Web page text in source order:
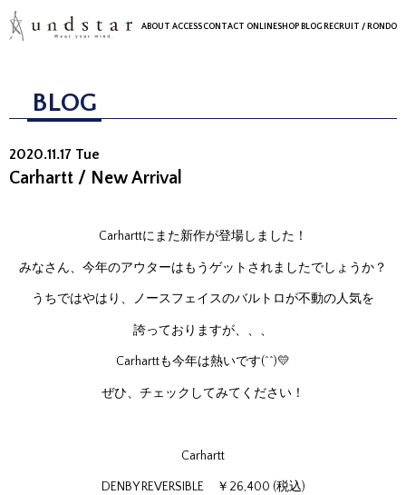
ABOUT ACCESSCONTACT ONLINESHOP BLOG RECRUIT / RONDO
BLOG
2020.11.17 Tue
Carhartt / New Arrival
Carharttにまた新作が登場しました！
みなさん、今年のアウターはもうゲットされましたでしょうか？
うちではやはり、ノースフェイスのバルトロが不動の人気を
誇っておりますが、、、
Carharttも今年は熱いです(^^)💛
ぜひ、チェックしてみてください！
Carhartt
DENBY REVERSIBLE ￥26,400 (税込)